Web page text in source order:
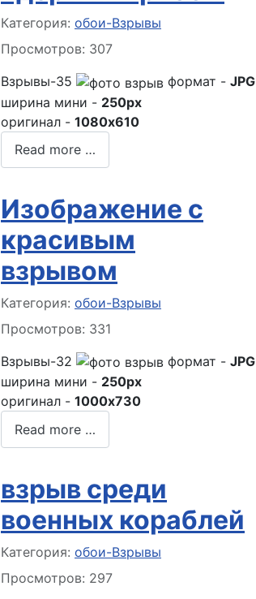
Информация о материале
Категория: обои-Взрывы
Просмотров: 307
Взрывы-35
формат - JPG
ширина мини - 250px
оригинал - 1080x610
Read more …
Изображение с
красивым
взрывом
Информация о материале
Категория: обои-Взрывы
Просмотров: 331
Взрывы-32
формат - JPG
ширина мини - 250px
оригинал - 1000x730
Read more …
взрыв среди
военных кораблей
Информация о материале
Категория: обои-Взрывы
Просмотров: 297